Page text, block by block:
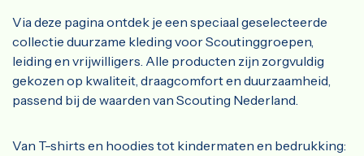
Via deze pagina ontdek je een speciaal geselecteerde
collectie duurzame kleding voor Scoutinggroepen,
leiding en vrijwilligers. Alle producten zijn zorgvuldig
gekozen op kwaliteit, draagcomfort en duurzaamheid,
passend bij de waarden van Scouting Nederland.
Van T-shirts en hoodies tot kindermaten en bedrukking: